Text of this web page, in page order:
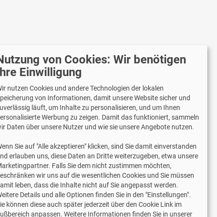
versenden mit
Lieferung auch an Packstationen und
Postfilialen
Samstagszustellung
2 Jahre Gewährleistung
von Cookies: Wir benötigen
Einwilligung
nutzen Cookies und andere Technologien der lokalen
von Informationen, damit unsere Website sicher und
läuft, um Inhalte zu personalisieren, und um Ihnen
Werbung zu zeigen. Damit das funktioniert, sammeln
Daten über unsere Nutzer und wie sie unsere Angebote nutzen.
Sie auf "Alle akzeptieren" klicken, sind Sie damit einverstanden
erlauben uns, diese Daten an Dritte weiterzugeben, etwa unsere
Falls Sie dem nicht zustimmen möchten,
wir uns auf die wesentlichen Cookies und Sie müssen
leben, dass die Inhalte nicht auf Sie angepasst werden.
Details und alle Optionen finden Sie in den "Einstellungen".
können diese auch später jederzeit über den Cookie Link im
anpassen. Weitere Informationen finden Sie in unserer